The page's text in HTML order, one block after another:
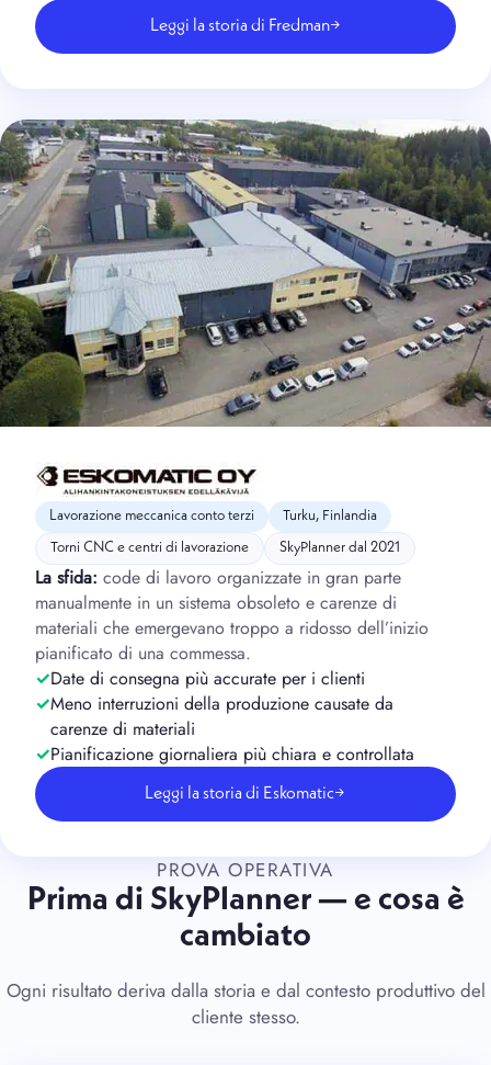
Leggi la storia di Fredman→
Lavorazione meccanica conto terzi Turku, Finlandia
Torni CNC e centri di lavorazione SkyPlanner dal 2021
La sfida: code di lavoro organizzate in gran parte
manualmente in un sistema obsoleto e carenze di
materiali che emergevano troppo a ridosso dell’inizio
pianificato di una commessa.
Date di consegna più accurate per i clienti
Meno interruzioni della produzione causate da
carenze di materiali
Pianificazione giornaliera più chiara e controllata
Leggi la storia di Eskomatic→
PROVA OPERATIVA
Prima di SkyPlanner — e cosa è
cambiato
Ogni risultato deriva dalla storia e dal contesto produttivo del
cliente stesso.